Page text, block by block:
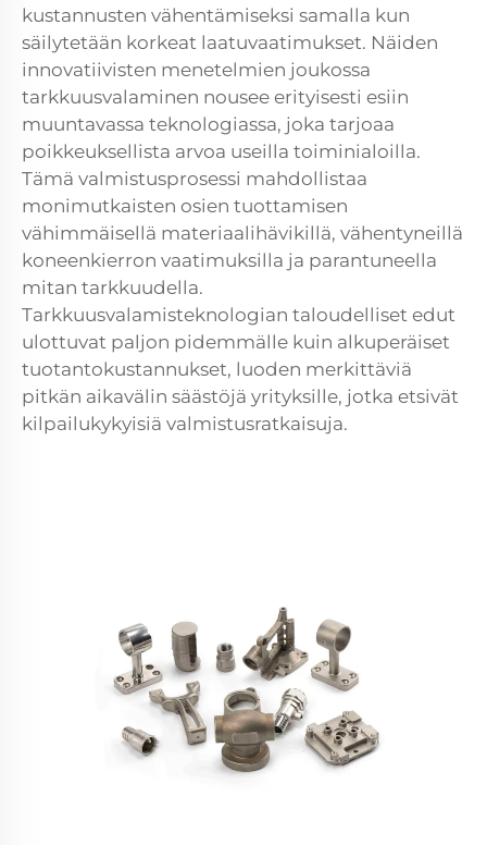
kustannusten vähentämiseksi samalla kun
säilytetään korkeat laatuvaatimukset. Näiden
innovatiivisten menetelmien joukossa
tarkkuusvalaminen nousee erityisesti esiin
muuntavassa teknologiassa, joka tarjoaa
poikkeuksellista arvoa useilla toiminialoilla.
Tämä valmistusprosessi mahdollistaa
monimutkaisten osien tuottamisen
vähimmäisellä materiaalihävikillä, vähentyneillä
koneenkierron vaatimuksilla ja parantuneella
mitan tarkkuudella.
Tarkkuusvalamisteknologian taloudelliset edut
ulottuvat paljon pidemmälle kuin alkuperäiset
tuotantokustannukset, luoden merkittäviä
pitkän aikavälin säästöjä yrityksille, jotka etsivät
kilpailukykyisiä valmistusratkaisuja.